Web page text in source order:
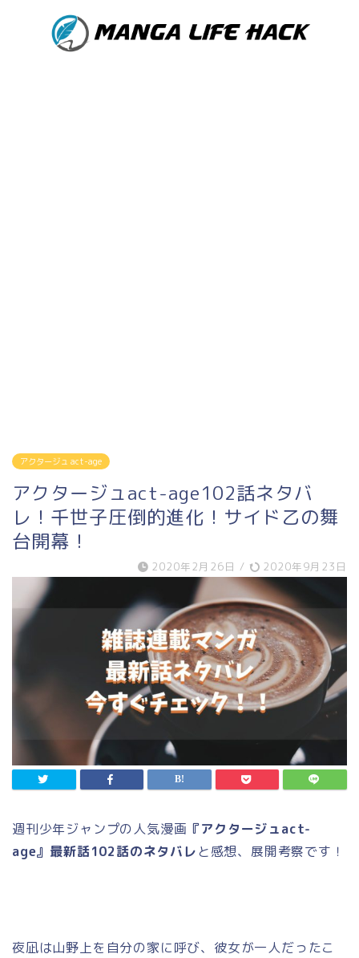
アクタージュ act-age
アクタージュact-age102話ネタバ
レ！千世子圧倒的進化！サイド乙の舞
台開幕！
2020年2月26日 / 2020年9月23日
週刊少年ジャンプの人気漫画 『アクタージュact-
age』最新話102話のネタバレと感想、展開考察です！
夜凪は山野上を自分の家に呼び、彼女が一人だったこ